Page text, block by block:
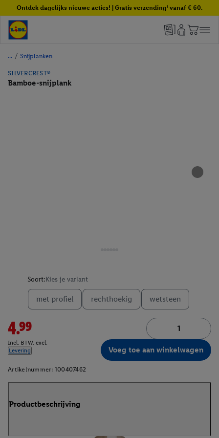
Ontdek dagelijks nieuwe acties! | Gratis verzending¹ vanaf € 60.
/ Snijplanken
SILVERCREST®
Bamboe-snijplank
Soort:Kies je variant
met profiel rechthoekig wetsteen
4.99
Incl. BTW. excl.
Levering
Voeg toe aan winkelwagen
Artikelnummer: 100407462
Productbeschrijving